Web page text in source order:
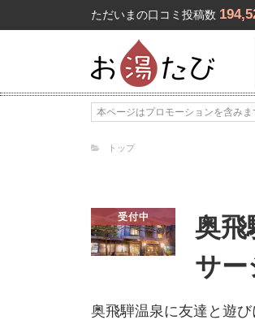
ただいまの口コミ投稿数
本ページはプロモーションを含みま
トップ
受付中
奥飛
サー
奥飛騨温泉に友達と遊